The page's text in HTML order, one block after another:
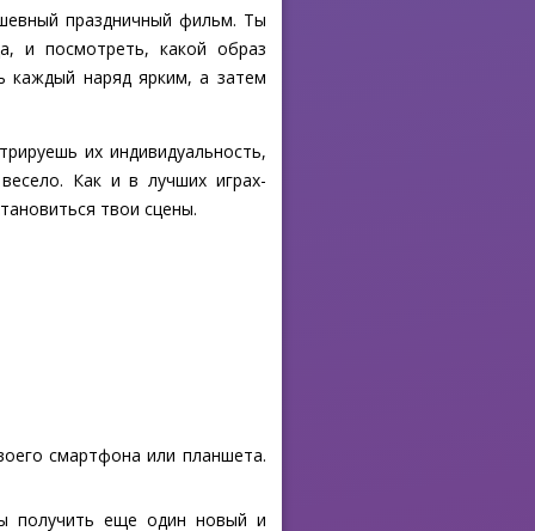
праздничный фильм. Ты
и посмотреть, какой образ
каждый наряд ярким, а затем
их индивидуальность,
Как и в лучших играх-
твои сцены.
смартфона или планшета.
получить еще один новый и